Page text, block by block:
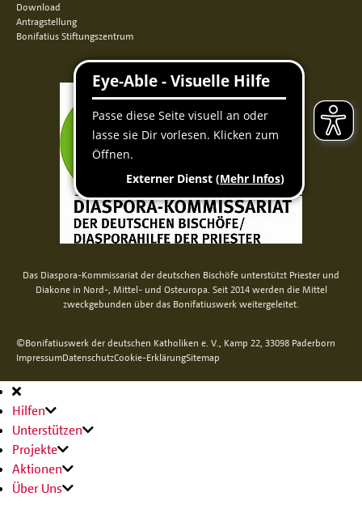
Download
Antragstellung
Bonifatius Stiftungszentrum
Das Diaspora-Kommissariat der deutschen Bischöfe unterstützt Priester und
Diakone in Nord-, Mittel- und Osteuropa. Seit 2014 werden die Mittel
zweckgebunden über das Bonifatiuswerk weitergeleitet.
©Bonifatiuswerk der deutschen Katholiken e. V., Kamp 22, 33098 Paderborn
ImpressumDatenschutzCookie-ErklärungSitemap
Hauptnavigation
Hilfen
Unterstützen
Projekte
Aktionen
Über Uns